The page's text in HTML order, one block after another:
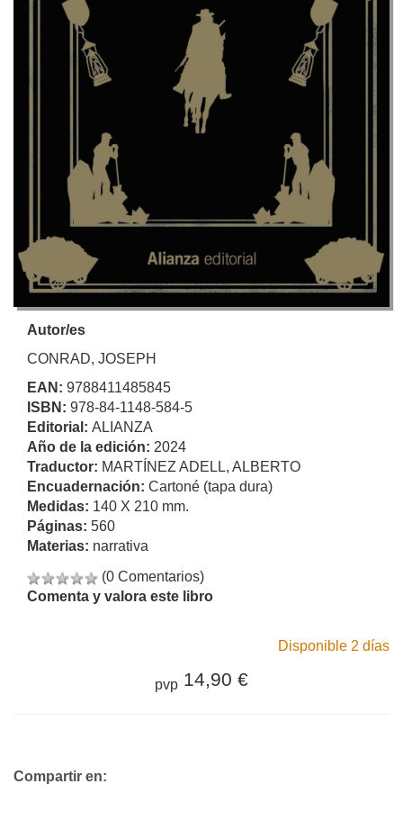
Autor/es
CONRAD, JOSEPH
EAN: 9788411485845
ISBN: 978-84-1148-584-5
Editorial: ALIANZA
Año de la edición: 2024
Traductor: MARTÍNEZ ADELL, ALBERTO
Encuadernación: Cartoné (tapa dura)
Medidas: 140 X 210 mm.
Páginas: 560
Materias: narrativa
(0 Comentarios)
Comenta y valora este libro
Disponible 2 días
pvp 14,90 €
Compartir en: